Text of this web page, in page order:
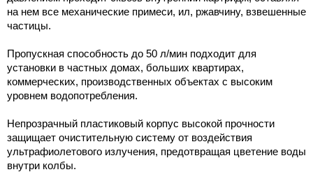
на нем все механические примеси, ил, ржавчину, взвешенные
частицы.
Пропускная способность до 50 л/мин подходит для
установки в частных домах, больших квартирах,
коммерческих, производственных объектах с высоким
уровнем водопотребления.
Непрозрачный пластиковый корпус высокой прочности
защищает очистительную систему от воздействия
ультрафиолетового излучения, предотвращая цветение воды
внутри колбы.